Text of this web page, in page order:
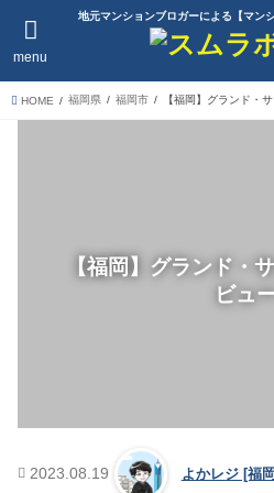
地元マンションブロガーによる【マン
menu
HOME 福岡県 福岡市 【福岡】グランド・
【福岡】グランド・
ビュ
2023.08.19 よかレジ [福